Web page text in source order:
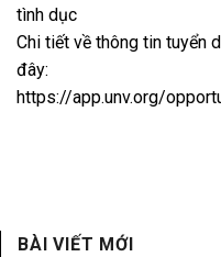
tình dục
Chi tiết về thông tin tuyển
đây:
https://app.unv.org/
BÀI VIẾT MỚI